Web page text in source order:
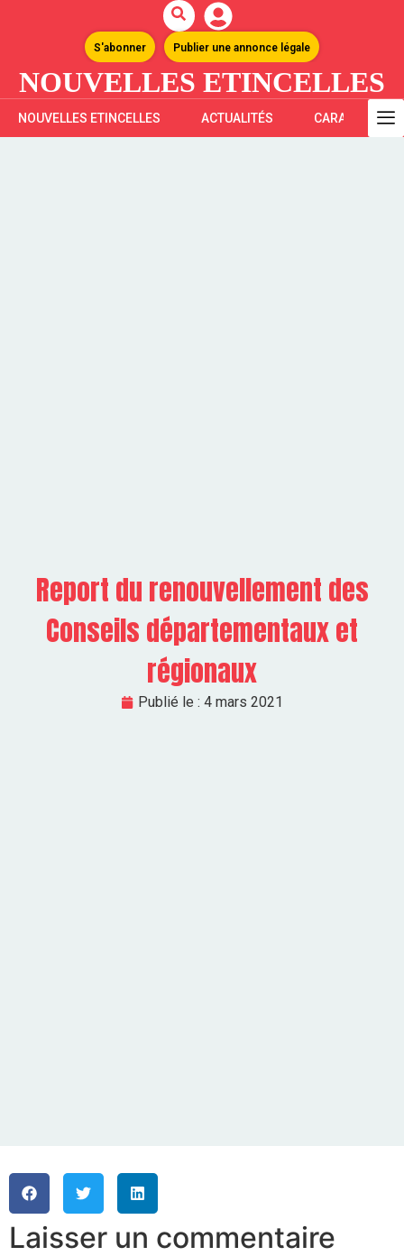
S'abonner Publier une annonce légale
NOUVELLES ETINCELLES
NOUVELLES ETINCELLES ACTUALITÉS CARAÏBES
Report du renouvellement des
Conseils départementaux et
régionaux
Publié le : 4 mars 2021
Laisser un commentaire